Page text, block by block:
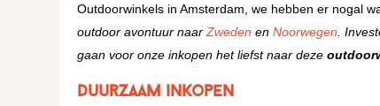
Outdoorwinkels in Amsterdam, we hebben er nogal
outdoor avontuur naarZweden enNoorwegen .
gaan voor onze inkopen het liefst naar deze
Duurzaam inkopen